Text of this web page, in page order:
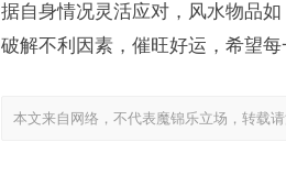
据自身情况灵活应对，风水物品
破解不利因素，催旺好运，希望
本文来自网络，不代表魔锦乐立场，转载请